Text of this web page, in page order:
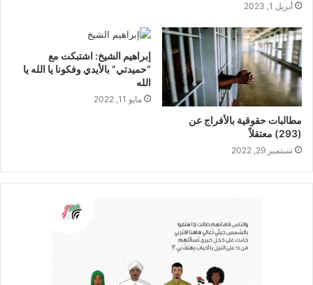
أبريل 1, 2023
مطالبات حقوقية بالأفراج عن
(293) معتقلاً
سبتمبر 29, 2022
إبراهيم الشيخ: اشتبكت مع
“حميدتي” بالأيدي وفكونا يا الله يا
الله
مايو 11, 2022